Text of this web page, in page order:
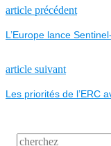
NAVIGATION
DE
L’ARTICLE
article précédentPrevious
L’Europe lance
article suivantNext
Les priorités de l’ERC